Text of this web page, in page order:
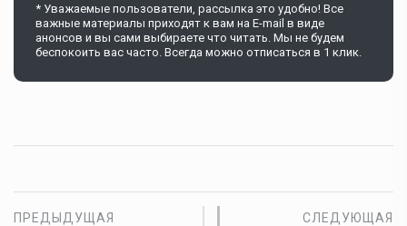
* Уважаемые пользователи, рассылка это удобно! Все
важные материалы приходят к вам на E-mail в виде
анонсов и вы сами выбираете что читать. Мы не будем
беспокоить вас часто. Всегда можно отписаться в 1 клик.
ПРЕДЫДУЩАЯ СЛЕДУЮЩАЯ